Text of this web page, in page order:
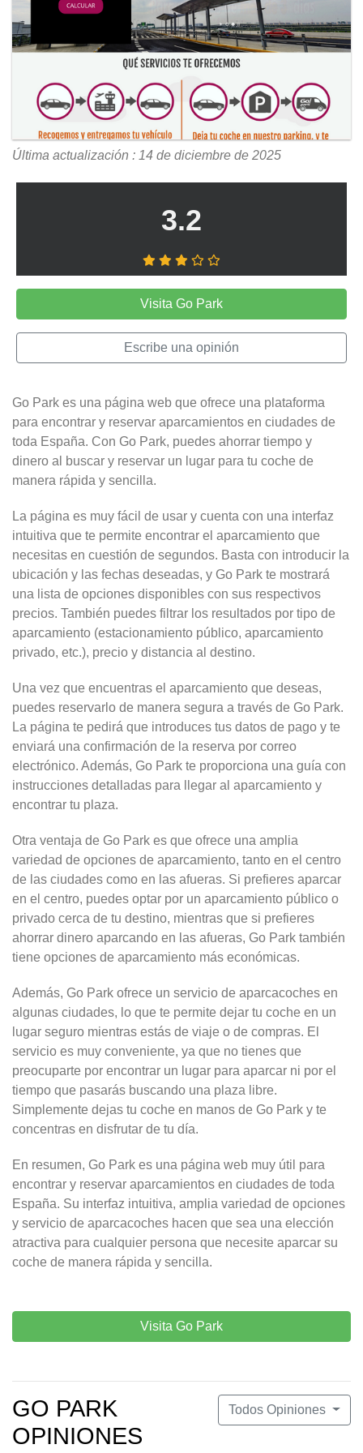
Última actualización : 14 de diciembre de 2025
3.2
Visita Go Park
Escribe una opinión
Go Park es una página web que ofrece una plataforma
para encontrar y reservar aparcamientos en ciudades de
toda España. Con Go Park, puedes ahorrar tiempo y
dinero al buscar y reservar un lugar para tu coche de
manera rápida y sencilla.
La página es muy fácil de usar y cuenta con una interfaz
intuitiva que te permite encontrar el aparcamiento que
necesitas en cuestión de segundos. Basta con introducir la
ubicación y las fechas deseadas, y Go Park te mostrará
una lista de opciones disponibles con sus respectivos
precios. También puedes filtrar los resultados por tipo de
aparcamiento (estacionamiento público, aparcamiento
privado, etc.), precio y distancia al destino.
Una vez que encuentras el aparcamiento que deseas,
puedes reservarlo de manera segura a través de Go Park.
La página te pedirá que introduces tus datos de pago y te
enviará una confirmación de la reserva por correo
electrónico. Además, Go Park te proporciona una guía con
instrucciones detalladas para llegar al aparcamiento y
encontrar tu plaza.
Otra ventaja de Go Park es que ofrece una amplia
variedad de opciones de aparcamiento, tanto en el centro
de las ciudades como en las afueras. Si prefieres aparcar
en el centro, puedes optar por un aparcamiento público o
privado cerca de tu destino, mientras que si prefieres
ahorrar dinero aparcando en las afueras, Go Park también
tiene opciones de aparcamiento más económicas.
Además, Go Park ofrece un servicio de aparcacoches en
algunas ciudades, lo que te permite dejar tu coche en un
lugar seguro mientras estás de viaje o de compras. El
servicio es muy conveniente, ya que no tienes que
preocuparte por encontrar un lugar para aparcar ni por el
tiempo que pasarás buscando una plaza libre.
Simplemente dejas tu coche en manos de Go Park y te
concentras en disfrutar de tu día.
En resumen, Go Park es una página web muy útil para
encontrar y reservar aparcamientos en ciudades de toda
España. Su interfaz intuitiva, amplia variedad de opciones
y servicio de aparcacoches hacen que sea una elección
atractiva para cualquier persona que necesite aparcar su
coche de manera rápida y sencilla.
Visita Go Park
Todos Opiniones
GO PARK
OPINIONES